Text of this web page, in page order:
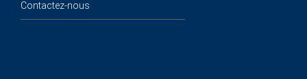
Contactez-nous